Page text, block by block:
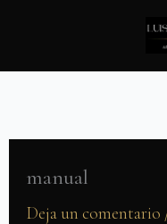
contenido
manual
Deja un comentario